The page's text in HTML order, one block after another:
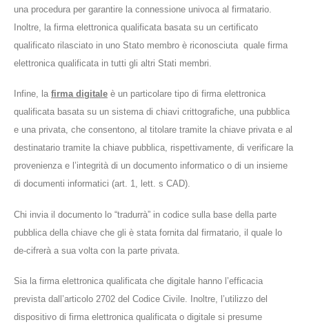
una procedura per garantire la connessione univoca al firmatario.
Inoltre, la firma elettronica qualificata basata su un certificato
qualificato rilasciato in uno Stato membro è riconosciuta quale firma
elettronica qualificata in tutti gli altri Stati membri.
Infine, la firma digitale è un particolare tipo di firma elettronica
qualificata basata su un sistema di chiavi crittografiche, una pubblica
e una privata, che consentono, al titolare tramite la chiave privata e al
destinatario tramite la chiave pubblica, rispettivamente, di verificare la
provenienza e l’integrità di un documento informatico o di un insieme
di documenti informatici (art. 1, lett. s CAD).
Chi invia il documento lo “tradurrà” in codice sulla base della parte
pubblica della chiave che gli è stata fornita dal firmatario, il quale lo
de-cifrerà a sua volta con la parte privata.
Sia la firma elettronica qualificata che digitale hanno l’efficacia
prevista dall’articolo 2702 del Codice Civile. Inoltre, l’utilizzo del
dispositivo di firma elettronica qualificata o digitale si presume